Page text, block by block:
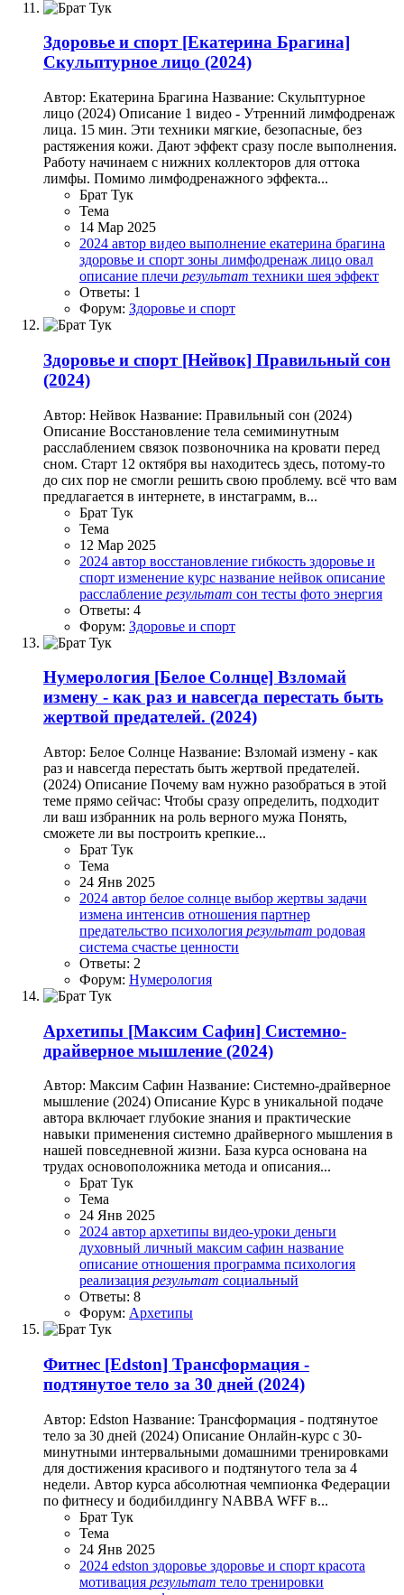
Здоровье и спорт [Екатерина Брагина]
Скульптурное лицо (2024)
Автор: Екатерина Брагина Название: Скульптурное
лицо (2024) Описание 1 видео - Утренний лимфодренаж
лица. 15 мин. Эти техники мягкие, безопасные, без
растяжения кожи. Дают эффект сразу после выполнения.
Работу начинаем с нижних коллекторов для оттока
лимфы. Помимо лимфодренажного эффекта...
Брат Тук
Тема
14 Мар 2025
2024 автор видео выполнение екатерина брагина
здоровье и спорт зоны лимфодренаж лицо овал
описание плечи результат техники шея эффект
Ответы: 1
Форум: Здоровье и спорт
Здоровье и спорт [Нейвок] Правильный сон
(2024)
Автор: Нейвок Название: Правильный сон (2024)
Описание Восстановление тела семиминутным
расслаблением связок позвоночника на кровати перед
сном. Старт 12 октября вы находитесь здесь, потому-то
до сих пор не смогли решить свою проблему. всё что вам
предлагается в интернете, в инстаграмм, в...
Брат Тук
Тема
12 Мар 2025
2024 автор восстановление гибкость здоровье и
спорт изменение курс название нейвок описание
расслабление результат сон тесты фото энергия
Ответы: 4
Форум: Здоровье и спорт
Нумерология [Белое Солнце] Взломай
измену - как раз и навсегда перестать быть
жертвой предателей. (2024)
Автор: Белое Солнце Название: Взломай измену - как
раз и навсегда перестать быть жертвой предателей.
(2024) Описание Почему вам нужно разобраться в этой
теме прямо сейчас: Чтобы сразу определить, подходит
ли ваш избранник на роль верного мужа Понять,
сможете ли вы построить крепкие...
Брат Тук
Тема
24 Янв 2025
2024 автор белое солнце выбор жертвы задачи
измена интенсив отношения партнер
предательство психология результат родовая
система счастье ценности
Ответы: 2
Форум: Нумерология
Архетипы [Максим Сафин] Системно-
драйверное мышление (2024)
Автор: Максим Сафин Название: Системно-драйверное
мышление (2024) Описание Курс в уникальной подаче
автора включает глубокие знания и практические
навыки применения системно драйверного мышления в
нашей повседневной жизни. База курса основана на
трудах основоположника метода и описания...
Брат Тук
Тема
24 Янв 2025
2024 автор архетипы видео-уроки деньги
духовный личный максим сафин название
описание отношения программа психология
реализация результат социальный
Ответы: 8
Форум: Архетипы
Фитнес [Edston] Трансформация -
подтянутое тело за 30 дней (2024)
Автор: Edston Название: Трансформация - подтянутое
тело за 30 дней (2024) Описание Онлайн-курс с 30-
минутными интервальными домашними тренировками
для достижения красивого и подтянутого тела за 4
недели. Автор курса абсолютная чемпионка Федерации
по фитнесу и бодибилдингу NABBA WFF в...
Брат Тук
Тема
24 Янв 2025
2024 edston здоровье здоровье и спорт красота
мотивация результат тело тренировки